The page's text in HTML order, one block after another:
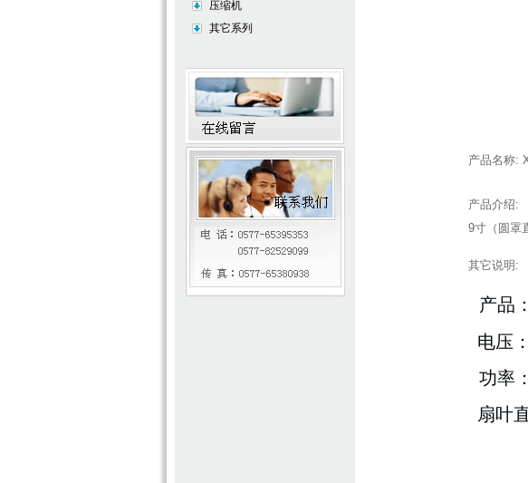
压缩机
其它系列
产品名称:
产品介绍:
9寸（圆罩
其它说明:
产品
电压
功
扇叶